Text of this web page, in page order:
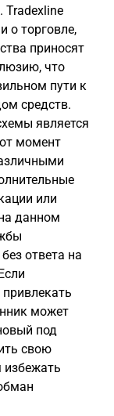
Tradexline
о торговле,
приносят
что
пути к
средств.
является
момент
или
данном
ответа на
может
под
свою
избежать